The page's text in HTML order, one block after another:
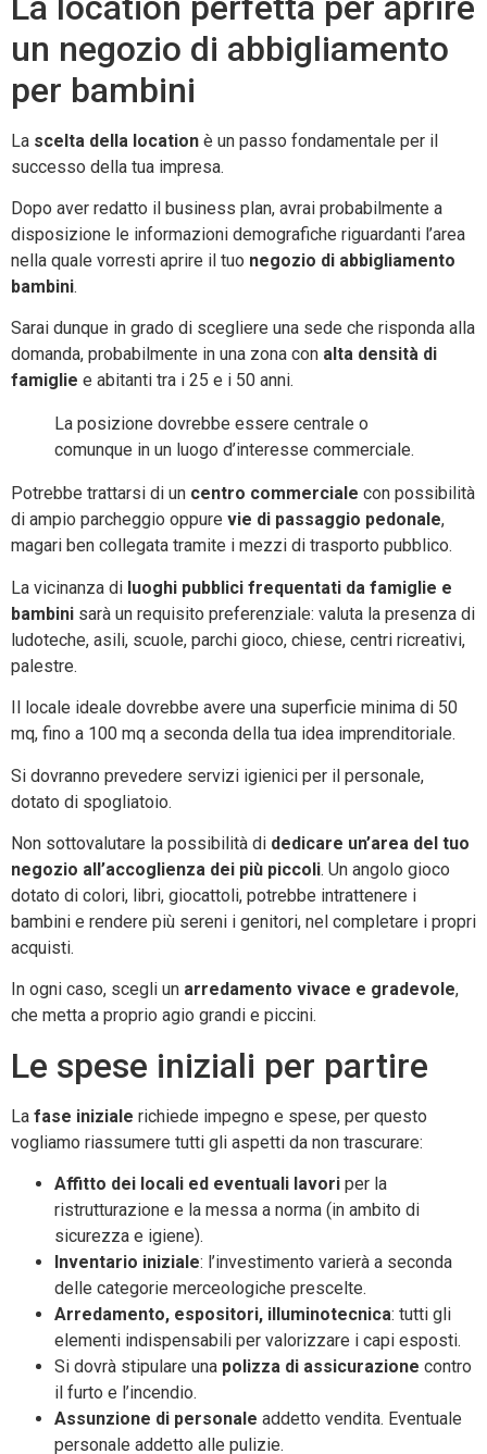
un negozio di abbigliamento
per bambini
La scelta della location è un passo fondamentale per il
successo della tua impresa.
Dopo aver redatto il business plan, avrai probabilmente a
disposizione le informazioni demografiche riguardanti l’area
nella quale vorresti aprire il tuo negozio di abbigliamento
bambini.
Sarai dunque in grado di scegliere una sede che risponda alla
domanda, probabilmente in una zona con alta densità di
famiglie e abitanti tra i 25 e i 50 anni.
La posizione dovrebbe essere centrale o
comunque in un luogo d’interesse commerciale.
Potrebbe trattarsi di un centro commerciale con possibilità
di ampio parcheggio oppure vie di passaggio pedonale,
magari ben collegata tramite i mezzi di trasporto pubblico.
La vicinanza di luoghi pubblici frequentati da famiglie e
bambini sarà un requisito preferenziale: valuta la presenza di
ludoteche, asili, scuole, parchi gioco, chiese, centri ricreativi,
palestre.
Il locale ideale dovrebbe avere una superficie minima di 50
mq, fino a 100 mq a seconda della tua idea imprenditoriale.
Si dovranno prevedere servizi igienici per il personale,
dotato di spogliatoio.
Non sottovalutare la possibilità di dedicare un’area del tuo
negozio all’accoglienza dei più piccoli. Un angolo gioco
dotato di colori, libri, giocattoli, potrebbe intrattenere i
bambini e rendere più sereni i genitori, nel completare i propri
acquisti.
In ogni caso, scegli un arredamento vivace e gradevole,
che metta a proprio agio grandi e piccini.
Le spese iniziali per partire
La fase iniziale richiede impegno e spese, per questo
vogliamo riassumere tutti gli aspetti da non trascurare:
Affitto dei locali ed eventuali lavori per la
ristrutturazione e la messa a norma (in ambito di
sicurezza e igiene).
Inventario iniziale: l’investimento varierà a seconda
delle categorie merceologiche prescelte.
Arredamento, espositori, illuminotecnica: tutti gli
elementi indispensabili per valorizzare i capi esposti.
Si dovrà stipulare una polizza di assicurazione contro
il furto e l’incendio.
Assunzione di personale addetto vendita. Eventuale
personale addetto alle pulizie.